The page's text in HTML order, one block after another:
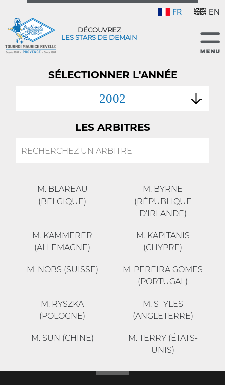
FR EN
DÉCOUVREZ
LES STARS DE DEMAIN
SÉLECTIONNER L'ANNÉE
2002
LES ARBITRES
M. BLAREAU
(BELGIQUE)
M. BYRNE
(RÉPUBLIQUE
D'IRLANDE)
M. KAMMERER
(ALLEMAGNE)
M. KAPITANIS
(CHYPRE)
M. NOBS (SUISSE)
M. PEREIRA GOMES
(PORTUGAL)
M. RYSZKA
(POLOGNE)
M. STYLES
(ANGLETERRE)
M. SUN (CHINE)
M. TERRY (ÉTATS-
UNIS)